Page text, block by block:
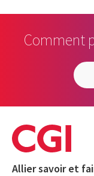
Comment
Allier savoir et